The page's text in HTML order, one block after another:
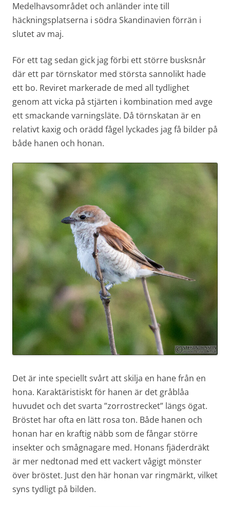
Medelhavsområdet och anländer inte till
häckningsplatserna i södra Skandinavien förrän i
slutet av maj.
För ett tag sedan gick jag förbi ett större busksnår
där ett par törnskator med största sannolikt hade
ett bo. Reviret markerade de med all tydlighet
genom att vicka på stjärten i kombination med avge
ett smackande varningsläte. Då törnskatan är en
relativt kaxig och orädd fågel lyckades jag få bilder på
både hanen och honan.
Det är inte speciellt svårt att skilja en hane från en
hona. Karaktäristiskt för hanen är det gråblåa
huvudet och det svarta ”zorrostrecket” längs ögat.
Bröstet har ofta en lätt rosa ton. Både hanen och
honan har en kraftig näbb som de fångar större
insekter och smågnagare med. Honans fjäderdräkt
är mer nedtonad med ett vackert vågigt mönster
över bröstet. Just den här honan var ringmärkt, vilket
syns tydligt på bilden.